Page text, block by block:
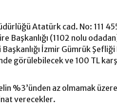
Atatürk cad. No: 111
Başkanlığı (1102 nolu
İzmir Gümrük
görülebilecek ve 100 TL
%3’ünden az olmamak
verecekler.